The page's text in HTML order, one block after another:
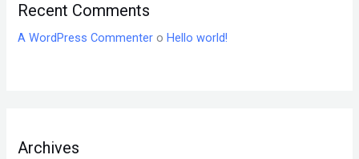
Recent Comments
A WordPress Commenter oHello world!
Archives